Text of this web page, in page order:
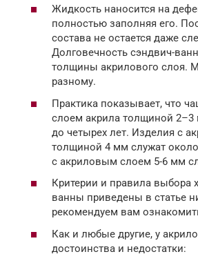
Жидкость наносится на
полностью заполняя его.
состава не остается даже
Долговечность сэндвич-
толщины акрилового слоя.
разному.
Практика показывает, что
слоем акрила толщиной 2–3
до четырех лет. Изделия с
толщиной 4 мм служат
с акриловым слоем 5-6 мм
Критерии и правила выбора
ванны приведены в статье
рекомендуем вам
Как и любые другие, у
достоинства и недостатки: